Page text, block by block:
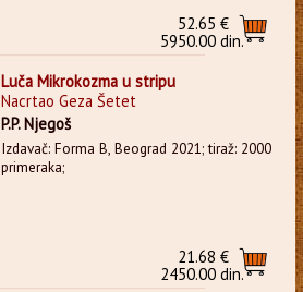
52.65 €
5950.00 din.
Luča Mikrokozma u stripu
Nacrtao Geza Šetet
P.P. Njegoš
Izdavač: Forma B, Beograd 2021; tiraž: 2000
primeraka;
21.68 €
2450.00 din.